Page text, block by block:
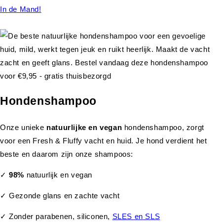
In de Mand!
Hondenshampoo
Onze unieke natuurlijke en vegan hondenshampoo, zorgt
voor een Fresh & Fluffy vacht en huid. Je hond verdient het
beste en daarom zijn onze shampoos:
✓98% natuurlijk en vegan
✓ Gezonde glans en zachte vacht
✓ Zonder parabenen, siliconen, SLES en SLS